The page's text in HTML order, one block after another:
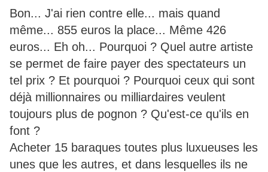
Bon... J'ai rien contre elle... mais quand
même... 855 euros la place... Même 426
euros... Eh oh... Pourquoi ? Quel autre artiste
se permet de faire payer des spectateurs un
tel prix ? Et pourquoi ? Pourquoi ceux qui sont
déjà millionnaires ou milliardaires veulent
toujours plus de pognon ? Qu'est-ce qu'ils en
font ?
Acheter 15 baraques toutes plus luxueuses les
unes que les autres, et dans lesquelles ils ne